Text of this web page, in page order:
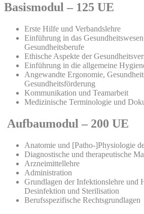
Basismodul – 125 UE
Ers­te Hil­fe und Verbandslehre
Ein­füh­rung in das
Gesundheitsberufe
Ethi­sche Aspek­te der
Ein­füh­rung in die all­ge­mei­ne
Ange­wand­te Ergo­no­mie,
Gesundheitsförderung
Kom­mu­ni­ka­ti­on und Teamarbeit
Medi­zi­ni­sche Ter­mi­no­lo­gie und
Aufbaumodul – 200 UE
Ana­to­mie und [Patho-]Physiologie
Dia­gnos­ti­sche und the­ra­peu­ti­sche
Arz­nei­mit­tel­leh­re
Admi­nis­tra­ti­on
Grund­la­gen der Infek­ti­ons­leh­re und
Des­in­fek­ti­on und Sterilisation
Berufs­spe­zi­fi­sche Rechts­grund­la­gen